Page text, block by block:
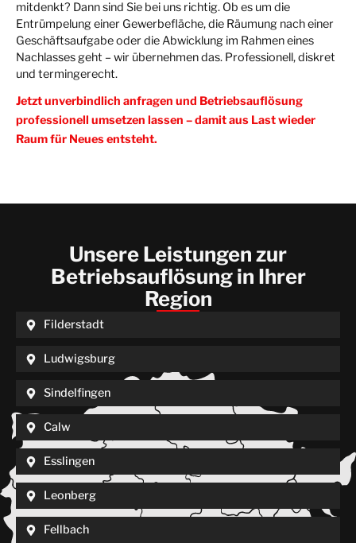
mitdenkt? Dann sind Sie bei uns richtig. Ob es um die
Entrümpelung einer Gewerbefläche, die Räumung nach einer
Geschäftsaufgabe oder die Abwicklung im Rahmen eines
Nachlasses geht – wir übernehmen das. Professionell, diskret
und termingerecht.
Jetzt unverbindlich anfragen und Betriebsauflösung
professionell umsetzen lassen – damit aus Last wieder
Raum für Neues entsteht.
Unsere Leistungen zur
Betriebsauflösung in Ihrer
Region
Filderstadt
Ludwigsburg
Sindelfingen
Calw
Esslingen
Leonberg
Fellbach